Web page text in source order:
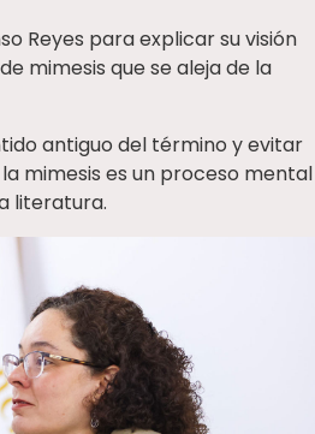
Reyes para explicar su visión
mimesis que se aleja de la
antiguo del término y evitar
mimesis es un proceso mental
literatura.